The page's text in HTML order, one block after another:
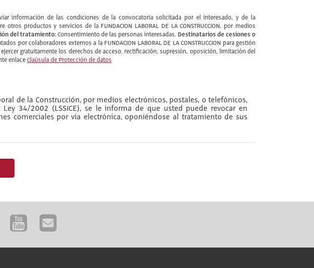
información de las condiciones de la convocatoria solicitada por el interesado, y de la
productos y servicios de la FUNDACION LABORAL DE LA CONSTRUCCION, por medios
del tratamiento: Consentimiento de las personas interesadas. Destinatarios de cesiones o
por colaboradores externos a la FUNDACION LABORAL DE LA CONSTRUCCION para gestión
gratuitamente los derechos de acceso, rectificación, supresión, oposición, limitación del
enlace Claúsula de Protección de datos
de la Construcción, por medios electrónicos, postales, o telefónicos,
34/2002 (LSSICE), se le informa de que usted puede revocar en
comerciales por vía electrónica, oponiéndose al tratamiento de sus